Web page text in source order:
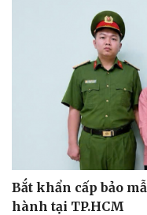
Bắt khẩn cấp bảo
hành tại TP.HCM